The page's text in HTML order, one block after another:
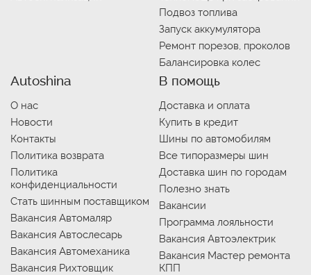
Подвоз топлива
Запуск аккумулятора
Ремонт порезов, проколов
Балансировка колес
Autoshina
О нас
Новости
Контакты
Политика возврата
Политика
конфиденциальности
Стать шинным поставщиком
Вакансия Автомаляр
Вакансия Автослесарь
Вакансия Автомеханика
Вакансия Рихтовщик
В помощь
Доставка и оплата
Купить в кредит
Шины по автомобилям
Все типоразмеры шин
Доставка шин по городам
Полезно знать
Вакансии
Программа лояльности
Вакансия Автоэлектрик
Вакансия Мастер ремонта
КПП